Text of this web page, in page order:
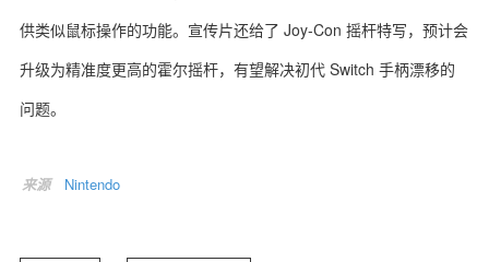
供类似鼠标操作的功能。宣传片还给了 Joy-Con 摇杆特写，预计会
升级为精准度更高的霍尔摇杆，有望解决初代 Switch 手柄漂移的
问题。
来源 Nintendo